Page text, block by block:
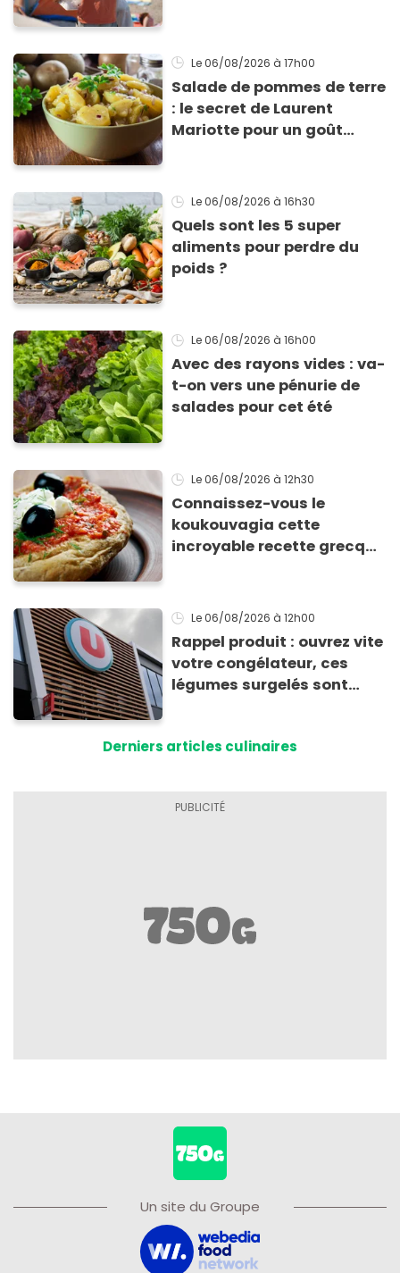
Le 06/08/2026 à 17h00
Salade de pommes de terre
: le secret de Laurent
Mariotte pour un goût
Le 06/08/2026 à 16h30
Quels sont les 5 super
aliments pour perdre du
poids ?
Le 06/08/2026 à 16h00
Avec des rayons vides : va-
t-on vers une pénurie de
salades pour cet été
Le 06/08/2026 à 12h30
Connaissez-vous le
koukouvagia cette
incroyable recette grecque
Le 06/08/2026 à 12h00
Rappel produit : ouvrez vite
votre congélateur, ces
légumes surgelés sont
Derniers articles culinaires
Un site du Groupe